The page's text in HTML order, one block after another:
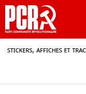
Stickers, affiches et